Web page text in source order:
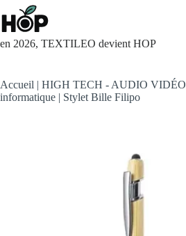
Passer
au
contenu
en 2026, TEXTILEO devient HOP
Accueil | HIGH TECH - AUDIO VIDÉO
informatique | Stylet Bille Filipo